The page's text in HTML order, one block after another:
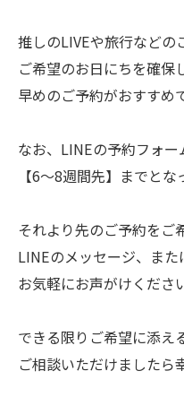
推しのLIVEや旅行などの
ご希望のお日にちを確保
早めのご予約がおすすめ
なお、LINEの予約フォ
【6〜8週間先】までとな
それより先のご予約をご
LINEのメッセージ、ま
お気軽にお声がけくださ
できる限りご希望に添え
ご相談いただけましたら